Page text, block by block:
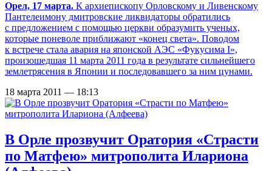
Орел, 17 марта. К архиепископу Орловскому и Ливенскому
Пантелеимону дмитровские ликвидаторы обратились
с предложением с помощью церкви образумить ученых,
которые поневоле приближают «конец света». Поводом
к встрече стала авария на японской АЭС «Фукусима I»,
произошедшая 11 марта 2011 года в результате сильнейшего
землетрясения в Японии и последовавшего за ним цунами.
18 марта 2011 — 18:13
В Орле прозвучит Оратория «Страсти
по Матфею» митрополита Илариона